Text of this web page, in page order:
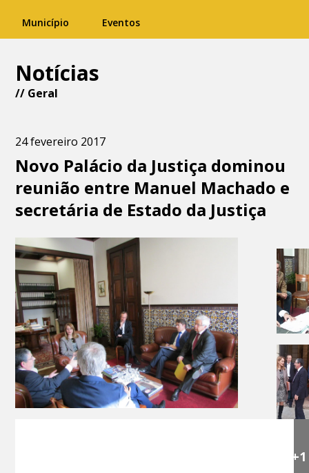
Município Eventos
Notícias
// Geral
24 fevereiro 2017
Novo Palácio da Justiça dominou
reunião entre Manuel Machado e
secretária de Estado da Justiça
+1